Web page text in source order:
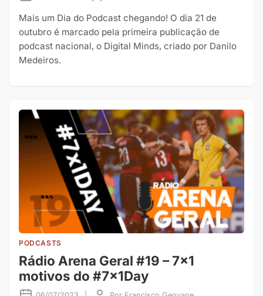
Mais um Dia do Podcast chegando! O dia 21 de
outubro é marcado pela primeira publicação de
podcast nacional, o Digital Minds, criado por Danilo
Medeiros.
PODCASTS
Rádio Arena Geral #19 – 7×1
motivos do #7x1Day